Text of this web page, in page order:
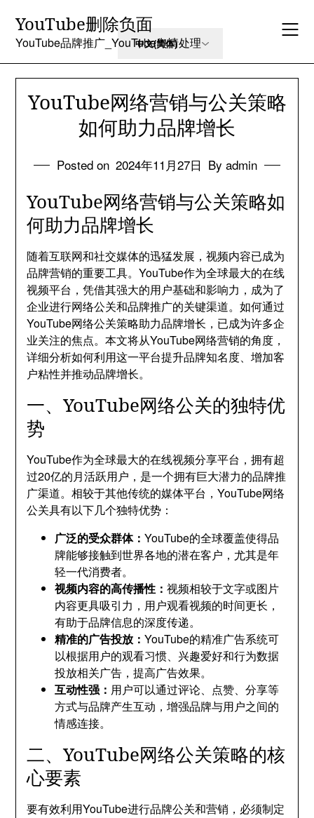
content
YouTube删除负面
YouTube品牌推广_YouTube舆情处理
YouTube网络营销与公关策略
如何助力品牌增长
Posted on 2024年11月27日 By admin
YouTube网络营销与公关策略如
何助力品牌增长
随着互联网和社交媒体的迅猛发展，视频内容已成为
品牌营销的重要工具。YouTube作为全球最大的在线
视频平台，凭借其强大的用户基础和影响力，成为了
企业进行网络公关和品牌推广的关键渠道。如何通过
YouTube网络公关策略助力品牌增长，已成为许多企
业关注的焦点。本文将从YouTube网络营销的角度，
详细分析如何利用这一平台提升品牌知名度、增加客
户粘性并推动品牌增长。
一、YouTube网络公关的独特优
势
YouTube作为全球最大的在线视频分享平台，拥有超
过20亿的月活跃用户，是一个拥有巨大潜力的品牌推
广渠道。相较于其他传统的媒体平台，YouTube网络
公关具有以下几个独特优势：
广泛的受众群体：YouTube的全球覆盖使得品
牌能够接触到世界各地的潜在客户，尤其是年
轻一代消费者。
视频内容的高传播性：视频相较于文字或图片
内容更具吸引力，用户观看视频的时间更长，
有助于品牌信息的深度传递。
精准的广告投放：YouTube的精准广告系统可
以根据用户的观看习惯、兴趣爱好和行为数据
投放相关广告，提高广告效果。
互动性强： 用户可以通过评论、点赞、分享等
方式与品牌产生互动，增强品牌与用户之间的
情感连接。
二、YouTube网络公关策略的核
心要素
要有效利用YouTube进行品牌公关和营销，必须制定